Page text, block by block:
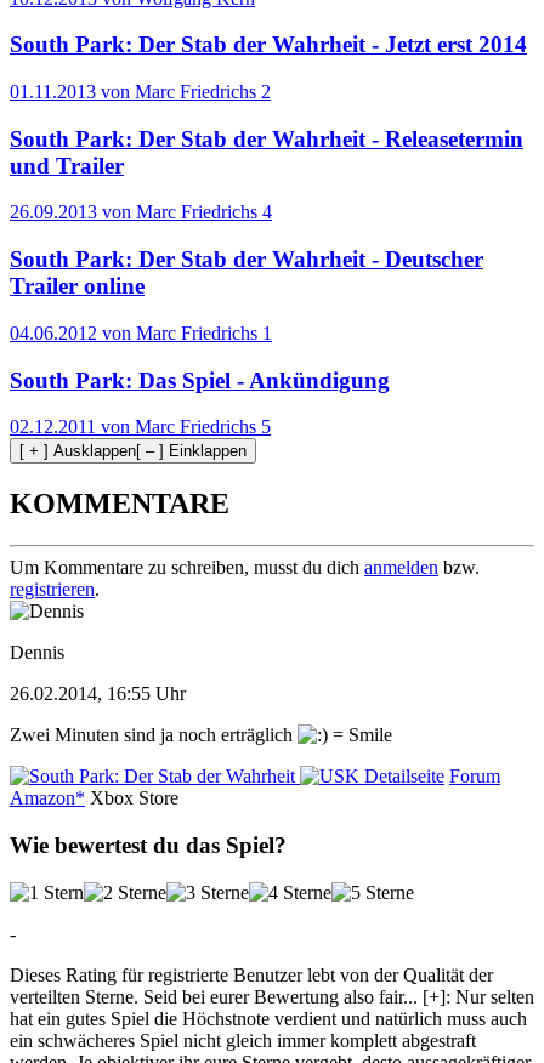
South Park: Der Stab der Wahrheit - Jetzt erst 2014
01.11.2013 von Marc Friedrichs 2
South Park: Der Stab der Wahrheit - Releasetermin
und Trailer
26.09.2013 von Marc Friedrichs 4
South Park: Der Stab der Wahrheit - Deutscher
Trailer online
04.06.2012 von Marc Friedrichs 1
South Park: Das Spiel - Ankündigung
02.12.2011 von Marc Friedrichs 5
[ + ] Ausklappen[ – ] Einklappen
KOMMENTARE
Um Kommentare zu schreiben, musst du dich anmelden bzw.
registrieren.
Dennis
26.02.2014, 16:55 Uhr
Zwei Minuten sind ja noch erträglich
Detailseite Forum
Amazon* Xbox Store
Wie bewertest du das Spiel?
-
Dieses Rating für registrierte Benutzer lebt von der Qualität der
verteilten Sterne. Seid bei eurer Bewertung also fair... [+]: Nur selten
hat ein gutes Spiel die Höchstnote verdient und natürlich muss auch
ein schwächeres Spiel nicht gleich immer komplett abgestraft